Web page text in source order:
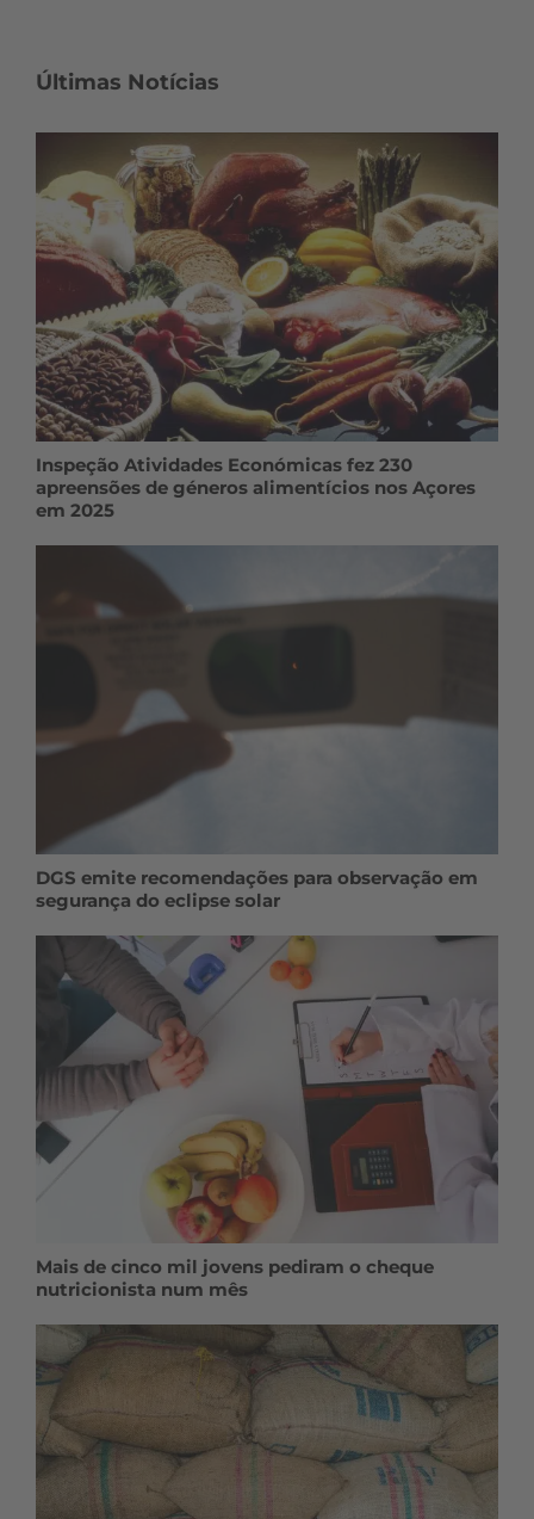
Últimas Notícias
Inspeção Atividades Económicas fez 230
apreensões de géneros alimentícios nos Açores
em 2025
DGS emite recomendações para observação em
segurança do eclipse solar
Mais de cinco mil jovens pediram o cheque
nutricionista num mês